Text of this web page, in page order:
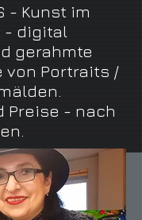
- Kunst im
- digital
gerahmte
von Portraits /
Preise - nach